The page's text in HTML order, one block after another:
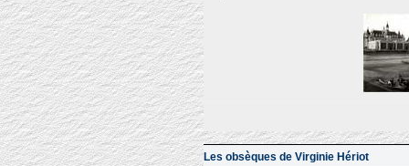
Les obsèques de Virginie Hériot